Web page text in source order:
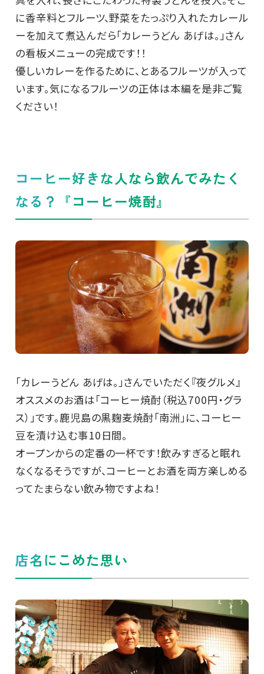
に香辛料とフルーツ、野菜をたっぷり入れたカレール
ーを加えて煮込んだら「カレーうどん あげは。」さん
の看板メニューの完成です！！
優しいカレーを作るために、とあるフルーツが入って
います。気になるフルーツの正体は本編を是非ご覧
ください！
コーヒー好きな人なら飲んでみたく
なる？『コーヒー焼酎』
「カレーうどん あげは。」さんでいただく『夜グルメ』
オススメのお酒は「コーヒー焼酎（税込700円・グラ
ス）」です。鹿児島の黒麹麦焼酎「南洲」に、コーヒー
豆を漬け込む事10日間。
オープンからの定番の一杯です！飲みすぎると眠れ
なくなるそうですが、コーヒーとお酒を両方楽しめる
ってたまらない飲み物ですよね！
店名にこめた思い